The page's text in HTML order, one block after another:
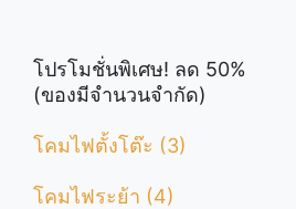
โปรโมชั่นพิเศษ! ลด 50%
(ของมีจำนวนจำกัด)
โคมไฟตั้งโต๊ะ (3)
โคมไฟระย้า (4)